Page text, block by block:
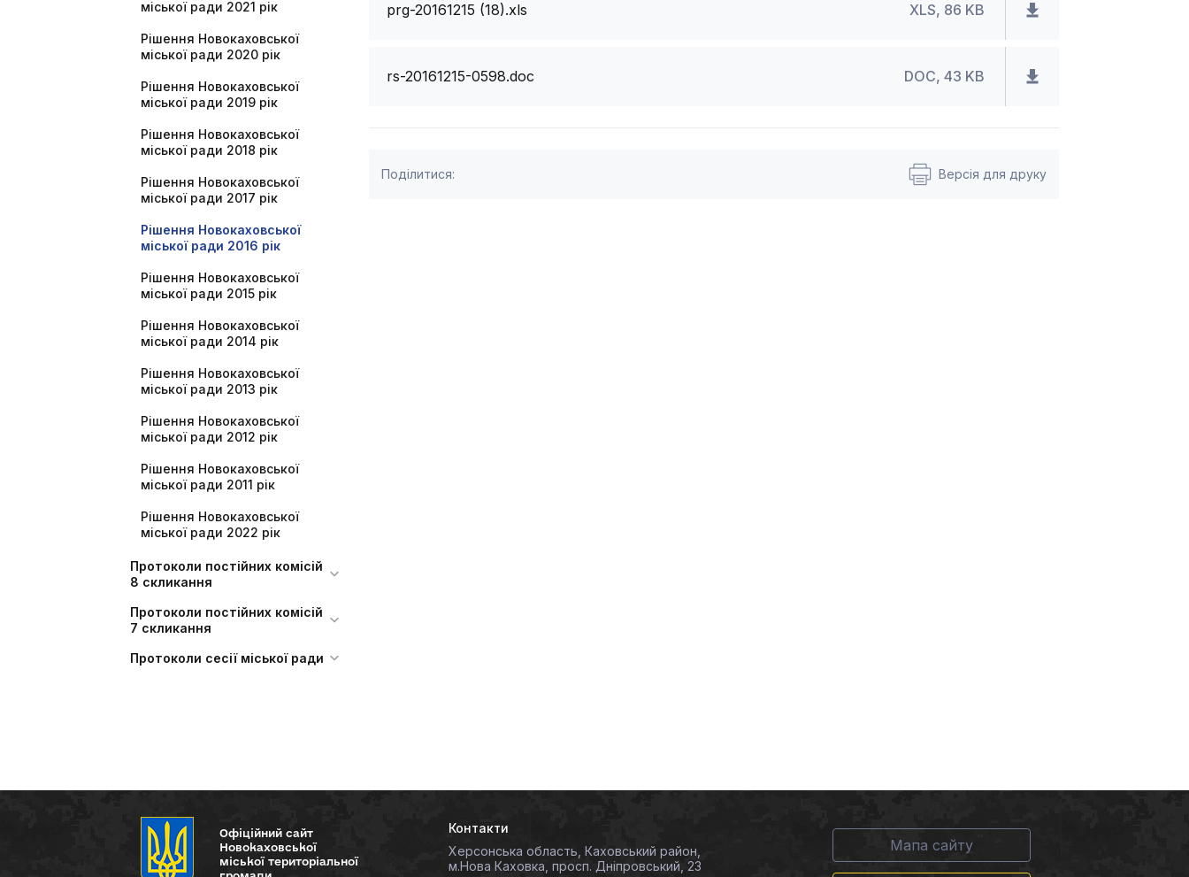
міської ради 2021 рік
Рішення Новокаховської
міської ради 2020 рік
Рішення Новокаховської
міської ради 2019 рік
Рішення Новокаховської
міської ради 2018 рік
Рішення Новокаховської
міської ради 2017 рік
Рішення Новокаховської
міської ради 2016 рік
Рішення Новокаховської
міської ради 2015 рік
Рішення Новокаховської
міської ради 2014 рік
Рішення Новокаховської
міської ради 2013 рік
Рішення Новокаховської
міської ради 2012 рік
Рішення Новокаховської
міської ради 2011 рік
Рішення Новокаховської
міської ради 2022 рік
Протоколи постійних комісій
8 скликання
Протоколи постійних комісій
7 скликання
Протоколи сесії міської ради
prg-20161215 (18).xls XLS, 86 KB
rs-20161215-0598.doc DOC, 43 KB
Поділитися: Версія для друку
Офіційний сайт
Новокаховської
міської територіальної
Контакти
Херсонська область, Каховський район,
м.Нова Каховка, просп. Дніпровський, 23
Мапа сайту